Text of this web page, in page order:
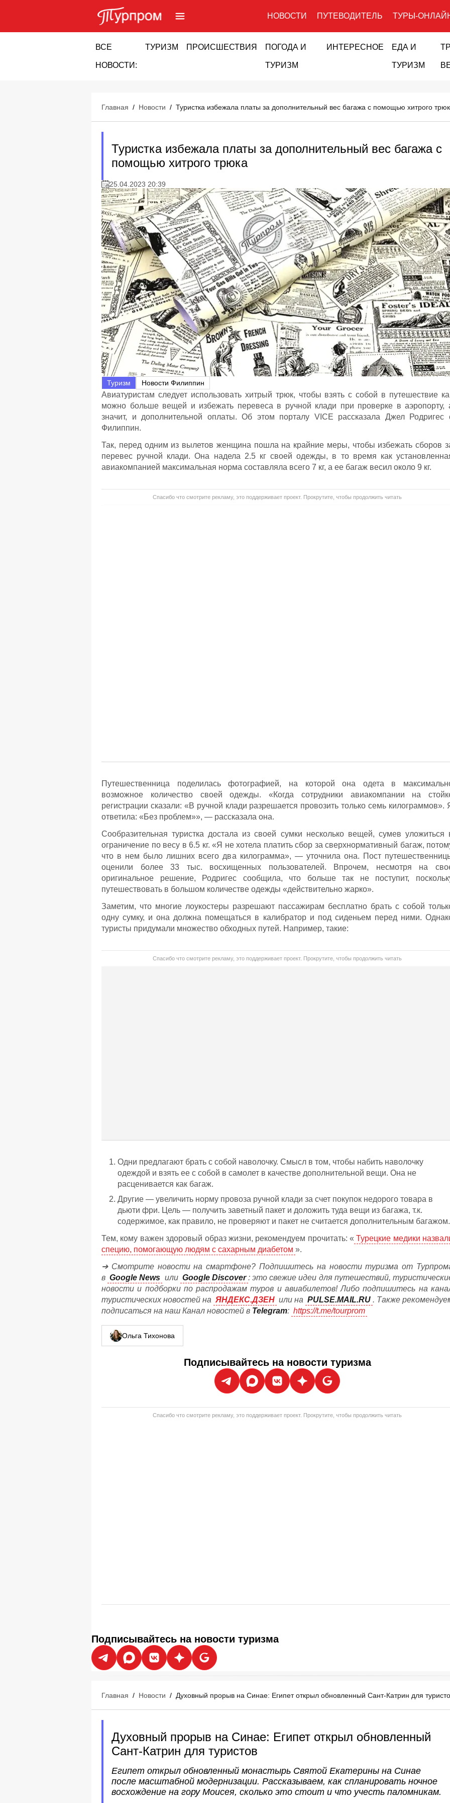
НОВОСТИ ПУТЕВОДИТЕЛЬ ТУРЫ-
ВСЕ
НОВОСТИ:
ТУРИЗМ ПРОИСШЕСТВИЯ ПОГОДА И
ТУРИЗМ
ИНТЕРЕСНОЕ ЕДА И
ТУРИЗМ
Главная / Новости / Туристка избежала платы за дополнительный вес багажа с помощью хитрого
Туристка избежала платы за дополнительный вес багажа с
помощью хитрого трюка
25.04.2023 20:39
Туризм Новости Филиппин
Авиатуристам следует использовать хитрый трюк, чтобы взять с собой в путешествие
можно больше вещей и избежать перевеса в ручной клади при проверке в аэропорту,
значит, и дополнительной оплаты. Об этом порталу VICE рассказала Джел Родригес
Филиппин.
Так, перед одним из вылетов женщина пошла на крайние меры, чтобы избежать сборов
перевес ручной клади. Она надела 2.5 кг своей одежды, в то время как
авиакомпанией максимальная норма составляла всего 7 кг, а ее багаж весил около 9 кг.
Спасибо что смотрите рекламу, это поддерживает проект. Прокрутите, чтобы продолжить читать
Путешественница поделилась фотографией, на которой она одета в
возможное количество своей одежды. «Когда сотрудники авиакомпании на
регистрации сказали: «В ручной клади разрешается провозить только семь килограммов».
ответила: «Без проблем»», — рассказала она.
Сообразительная туристка достала из своей сумки несколько вещей, сумев уложиться
ограничение по весу в 6.5 кг. «Я не хотела платить сбор за сверхнормативный багаж,
что в нем было лишних всего два килограмма», — уточнила она. Пост
оценили более 33 тыс. восхищенных пользователей. Впрочем, несмотря на
оригинальное решение, Родригес сообщила, что больше так не поступит,
путешествовать в большом количестве одежды «действительно жарко».
Заметим, что многие лоукостеры разрешают пассажирам бесплатно брать с собой
одну сумку, и она должна помещаться в калибратор и под сиденьем перед ними.
туристы придумали множество обходных путей. Например, такие:
Спасибо что смотрите рекламу, это поддерживает проект. Прокрутите, чтобы продолжить читать
Одни предлагают брать с собой наволочку. Смысл в том, чтобы набить наволочку
одеждой и взять ее с собой в самолет в качестве дополнительной вещи. Она не
расценивается как багаж.
Другие — увеличить норму провоза ручной клади за счет покупок недорого товара в
дьюти фри. Цель — получить заветный пакет и доложить туда вещи из багажа, т.к.
содержимое, как правило, не проверяют и пакет не считается дополнительным багажом.
Тем, кому важен здоровый образ жизни, рекомендуем прочитать: « Турецкие медики
специю, помогающую людям с сахарным диабетом ».
➔ Смотрите новости на смартфоне? Подпишитесь на новости туризма от
в Google News или Google Discover : это свежие идеи для путешествий,
новости и подборки по распродажам туров и авиабилетов! Либо подпишитесь на
туристических новостей на ЯНДЕКС.ДЗЕН или на PULSE.MAIL.RU . Также
подписаться на наш Канал новостей в Telegram: https://t.me/tourprom
Ольга Тихонова
Подписывайтесь на новости туризма
Спасибо что смотрите рекламу, это поддерживает проект. Прокрутите, чтобы продолжить читать
Подписывайтесь на новости туризма
Главная / Новости / Духовный прорыв на Синае: Египет открыл обновленный Сант-Катрин для
Духовный прорыв на Синае: Египет открыл обновленный
Сант-Катрин для туристов
Египет открыл обновленный монастырь Святой Екатерины на Синае
после масштабной модернизации. Рассказываем, как спланировать ночное
восхождение на гору Моисея, сколько это стоит и что учесть паломникам.